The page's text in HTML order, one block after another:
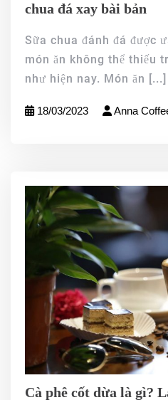
chua đá xay bài bản
Sữa chua đánh đá được
món ăn không thể thiếu
như hiện nay. Món ăn [...]
18/03/2023 Anna
Cà phê cốt dừa là gì?